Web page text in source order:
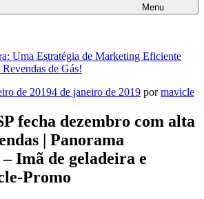
Menu
Uma Estratégia de Marketing Eficiente
de Gás!
de 20194 de janeiro de 2019 pormavicle
fecha dezembro com alta
| Panorama
Imã de geladeira e
Promo